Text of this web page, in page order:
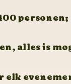
personen;
alles is
elk